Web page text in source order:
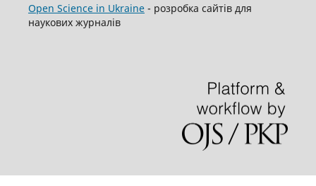
Open Science in Ukraine- розробка сайтів для
наукових журналів